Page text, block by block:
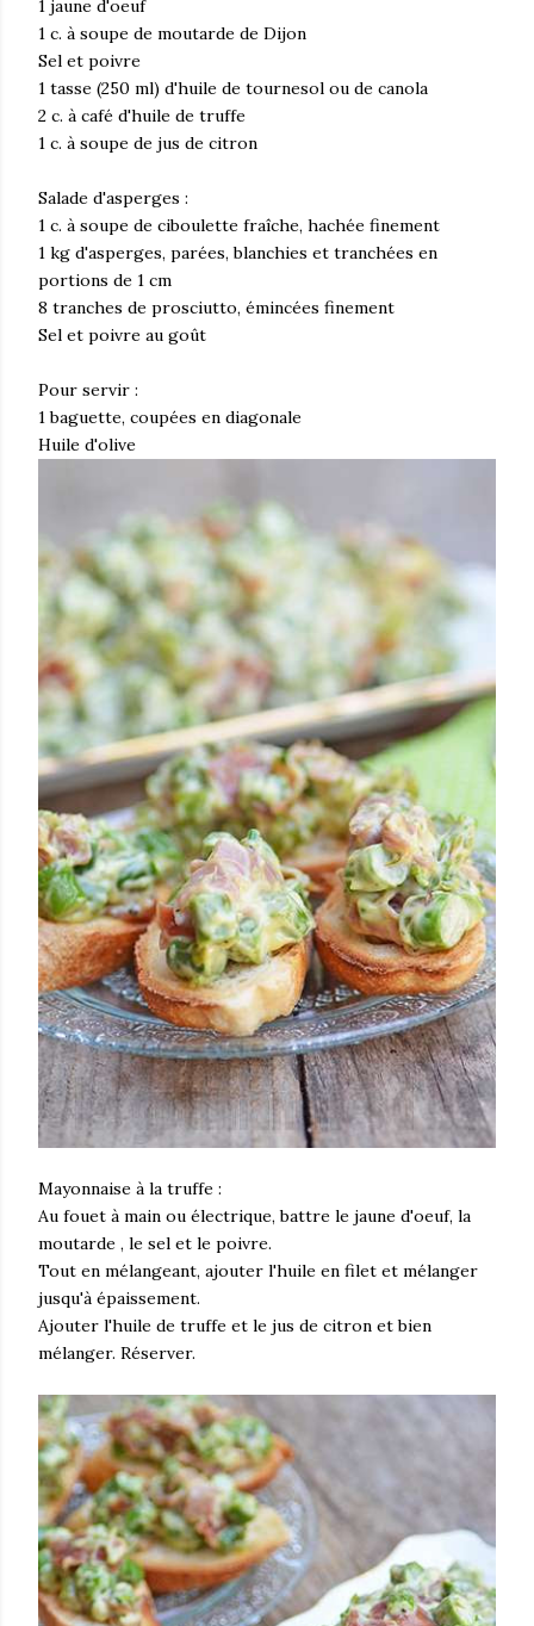
1 jaune d'oeuf
1 c. à soupe de moutarde de Dijon
Sel et poivre
1 tasse (250 ml) d'huile de tournesol ou de canola
2 c. à café d'huile de truffe
1 c. à soupe de jus de citron
Salade d'asperges :
1 c. à soupe de ciboulette fraîche, hachée finement
1 kg d'asperges, parées, blanchies et tranchées en
portions de 1 cm
8 tranches de prosciutto, émincées finement
Sel et poivre au goût
Pour servir :
1 baguette, coupées en diagonale
Huile d'olive
Mayonnaise à la truffe :
Au fouet à main ou électrique, battre le jaune d'oeuf, la
moutarde , le sel et le poivre.
Tout en mélangeant, ajouter l'huile en filet et mélanger
jusqu'à épaissement.
Ajouter l'huile de truffe et le jus de citron et bien
mélanger. Réserver.